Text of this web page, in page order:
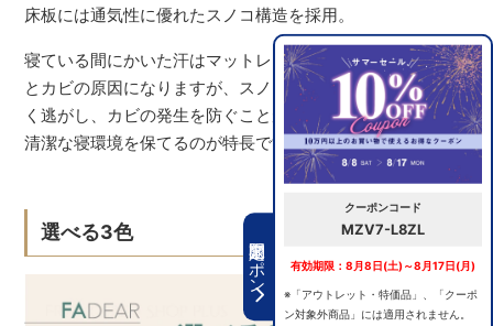
期間限定クーポン
クーポンコード
MZV7-L8ZL
有効期限：8月8日(土)～8月17日(月)
※「アウトレット・特価品」、「クーポ
ン対象外商品」には適用されません。
床板には通気性に優れたスノコ構造を採用。
寝ている間にかいた汗はマットレスに吸収され、放置する
とカビの原因になりますが、スノコ床板なら湿気を効率よ
く逃がし、カビの発生を防ぐことができます。常に快適で
清潔な寝環境を保てるのが特長です。
選べる3色